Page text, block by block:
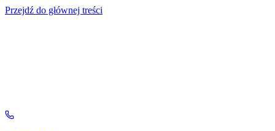
Przejdź do głównej treści